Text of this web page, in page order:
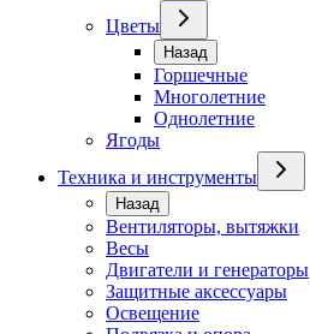
Цветы
Назад
Горшечные
Многолетние
Однолетние
Ягоды
Техника и инструменты
Назад
Вентиляторы, вытяжки
Весы
Двигатели и генераторы
Защитные аксессуары
Освещение